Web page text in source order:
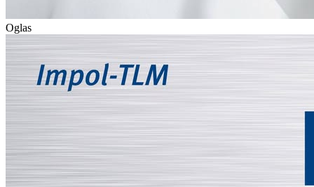
Oglas